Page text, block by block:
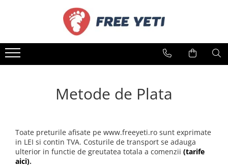
Schiuri
Schiuri sh modele feminine
Schiuri noi
Schiuri la preturi reduse
Schiuri sub 300 lei
Snowboard
Snwoboard sh modele feminine
Boots sh copii
Boots sh modele feminine
Pentru schiuri
Alegerea înălțimii schiurilor
Tipurile de snowboard
Marimea si lațtimea snowboardului
Informatii utile
Despre noi
Politica de retur
Contact
Metode de Plata
Toate preturile afisate pe www.freeyeti.ro sunt exprimate
in LEI si contin TVA. Costurile de transport se adauga
ulterior in functie de greutatea totala a comenzii (tarife
aici).